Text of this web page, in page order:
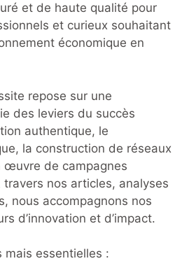
et de haute qualité pour
et curieux souhaitant
économique en
repose sur une
des leviers du succès
authentique, le
la construction de réseaux
œuvre de campagnes
nos articles, analyses
nous accompagnons nos
d’innovation et d’impact.
mais essentielles :